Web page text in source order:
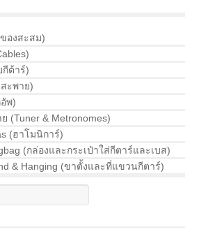
องสะสม)
กีต้าร์)
ะพาย)
พ)
ย (Tuner & Metronomes)
(ฮาโมนิการ์)
(กล่องและกระเป๋าใส่กีตาร์และเบส)
& Hanging (ขาตั้งและที่แขวนกีตาร์)